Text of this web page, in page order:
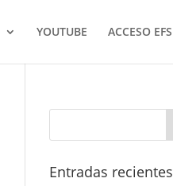
YOUTUBE ACCESO EFS
Entradas recientes